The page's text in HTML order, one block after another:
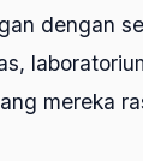
dengan
mereka